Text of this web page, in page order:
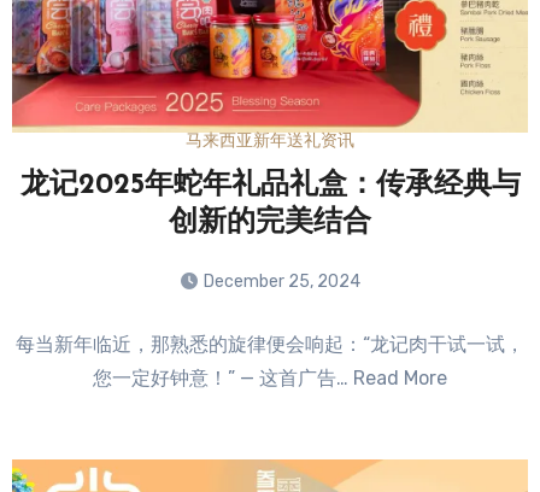
马来西亚新年送礼资讯
龙记2025年蛇年礼品礼盒：传承经典与
创新的完美结合
December 25, 2024
Comments
每当新年临近，那熟悉的旋律便会响起：“龙记肉干试一试，
您一定好钟意！” — 这首广告… Read More